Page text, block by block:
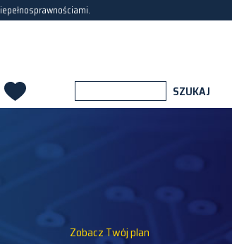
Zobacz Twój plan